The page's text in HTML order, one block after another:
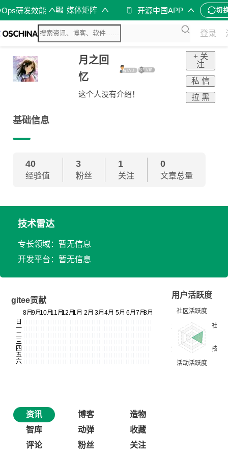
研发效能 媒体矩阵 开源中国APP 切
登录
月之回
忆
这个人没有介绍！
+ 关
注
私 信
拉 黑
基础信息
40
经验值
3
粉丝
1
关注
0
文章总量
技术雷达
专长领域：暂无信息
开发平台：暂无信息
gitee贡献
用户活跃度
资讯 博客
造物
智库
动弹
收藏
评论
粉丝 关注